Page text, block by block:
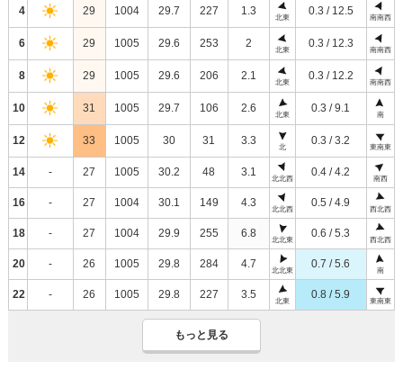
4 29 1004 29.7 227 1.3
北東
0.3 / 12.5
南南西
6 29 1005 29.6 253 2
北東
0.3 / 12.3
南南西
8 29 1005 29.6 206 2.1
北東
0.3 / 12.2
南南西
10 31 1005 29.7 106 2.6
北東
0.3 / 9.1
南
12 33 1005 30 31 3.3
北
0.3 / 3.2
東南東
14 - 27 1005 30.2 48 3.1
北北西
0.4 / 4.2
南西
16 - 27 1004 30.1 149 4.3
北北西
0.5 / 4.9
西北西
18 - 27 1004 29.9 255 6.8
北北東
0.6 / 5.3
西北西
20 - 26 1005 29.8 284 4.7
北北東
0.7 / 5.6
南
22 - 26 1005 29.8 227 3.5
北東
0.8 / 5.9
東南東
もっと見る